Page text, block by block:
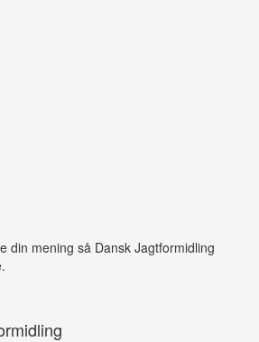
din mening så Dansk Jagtformidling